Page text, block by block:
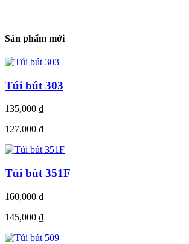
Sản phẩm mới
Túi bút 303
135,000 ₫
127,000 ₫
Túi bút 351F
160,000 ₫
145,000 ₫